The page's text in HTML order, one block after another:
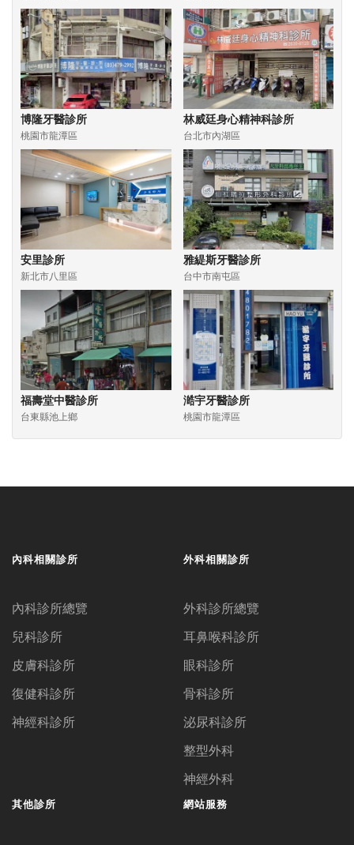
博隆牙醫診所
桃園市龍潭區
林威廷身心精神科診所
台北市內湖區
安里診所
新北市八里區
雅緹斯牙醫診所
台中市南屯區
福壽堂中醫診所
台東縣池上鄉
澔宇牙醫診所
桃園市龍潭區
內科相關診所
內科診所總覽
兒科診所
皮膚科診所
復健科診所
神經科診所
外科相關診所
外科診所總覽
耳鼻喉科診所
眼科診所
骨科診所
泌尿科診所
整型外科
神經外科
其他診所 網站服務